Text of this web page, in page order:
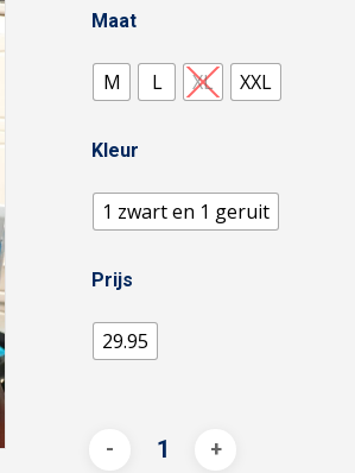
Maat
M L XL XXL
Kleur
1 zwart en 1 geruit
Prijs
29.95